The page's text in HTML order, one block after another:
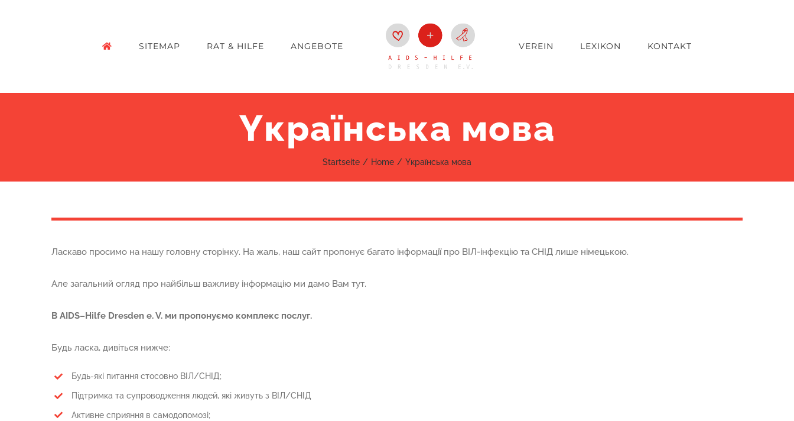
SITEMAP RAT & HILFE ANGEBOTE VEREIN LEXIKON KONTAKT
Yкраїнська мова
Startseite Home Yкраїнська мова
Ласкаво просимо на нашу головну сторінку. На жаль, наш сайт пропонує багато інформації про ВІЛ-інфекцію та СНІД лише німецькою.
Але загальний огляд про найбільш важливу інформацію ми дамо Вам тут.
В AIDS–Hilfe Dresden e.V. ми пропонуємо комплекс послуг.
Будь ласка, дивіться нижче:
Будь-які питання стосовно ВІЛ/СНІД;
Підтримка та супроводження людей, які живуть з ВІЛ/СНІД
Активне сприяння в самодопомозі;